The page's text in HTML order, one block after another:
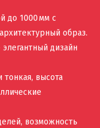
до 1000 мм с
образ.
дизайн
высота
возможность